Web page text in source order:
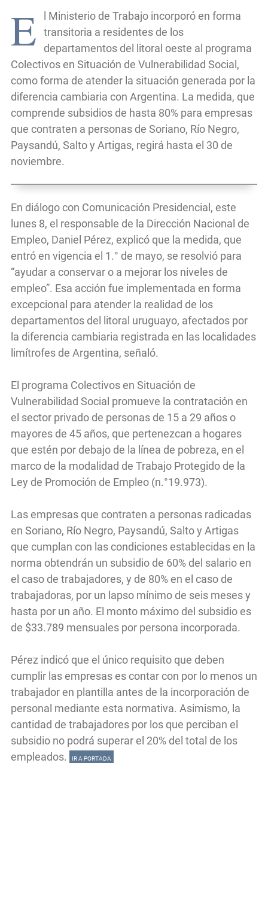
E
l Ministerio de Trabajo incorporó en forma
transitoria a residentes de los
departamentos del litoral oeste al programa
Colectivos en Situación de Vulnerabilidad Social,
como forma de atender la situación generada por la
diferencia cambiaria con Argentina. La medida, que
comprende subsidios de hasta 80% para empresas
que contraten a personas de Soriano, Río Negro,
Paysandú, Salto y Artigas, regirá hasta el 30 de
noviembre.
En diálogo con Comunicación Presidencial, este
lunes 8, el responsable de la Dirección Nacional de
Empleo, Daniel Pérez, explicó que la medida, que
entró en vigencia el 1.° de mayo, se resolvió para
“ayudar a conservar o a mejorar los niveles de
empleo”. Esa acción fue implementada en forma
excepcional para atender la realidad de los
departamentos del litoral uruguayo, afectados por
la diferencia cambiaria registrada en las localidades
limítrofes de Argentina, señaló.
El programa Colectivos en Situación de
Vulnerabilidad Social promueve la contratación en
el sector privado de personas de 15 a 29 años o
mayores de 45 años, que pertenezcan a hogares
que estén por debajo de la línea de pobreza, en el
marco de la modalidad de Trabajo Protegido de la
Ley de Promoción de Empleo (n.°19.973).
Las empresas que contraten a personas radicadas
en Soriano, Río Negro, Paysandú, Salto y Artigas
que cumplan con las condiciones establecidas en la
norma obtendrán un subsidio de 60% del salario en
el caso de trabajadores, y de 80% en el caso de
trabajadoras, por un lapso mínimo de seis meses y
hasta por un año. El monto máximo del subsidio es
de $33.789 mensuales por persona incorporada.
Pérez indicó que el único requisito que deben
cumplir las empresas es contar con por lo menos un
trabajador en plantilla antes de la incorporación de
personal mediante esta normativa. Asimismo, la
cantidad de trabajadores por los que perciban el
subsidio no podrá superar el 20% del total de los
empleados.
IR A PORTADA